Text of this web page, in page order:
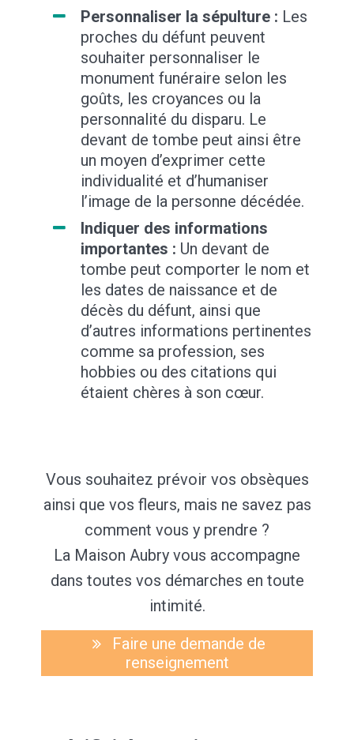
Personnaliser la sépulture : Les
proches du défunt peuvent
souhaiter personnaliser le
monument funéraire selon les
goûts, les croyances ou la
personnalité du disparu. Le
devant de tombe peut ainsi être
un moyen d’exprimer cette
individualité et d’humaniser
l’image de la personne décédée.
Indiquer des informations
importantes : Un devant de
tombe peut comporter le nom et
les dates de naissance et de
décès du défunt, ainsi que
d’autres informations pertinentes
comme sa profession, ses
hobbies ou des citations qui
étaient chères à son cœur.
Vous souhaitez prévoir vos obsèques
ainsi que vos fleurs, mais ne savez pas
comment vous y prendre ?
La Maison Aubry vous accompagne
dans toutes vos démarches en toute
intimité.
Faire une demande de
renseignement